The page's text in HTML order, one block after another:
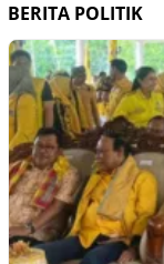
BERITA POLITIK